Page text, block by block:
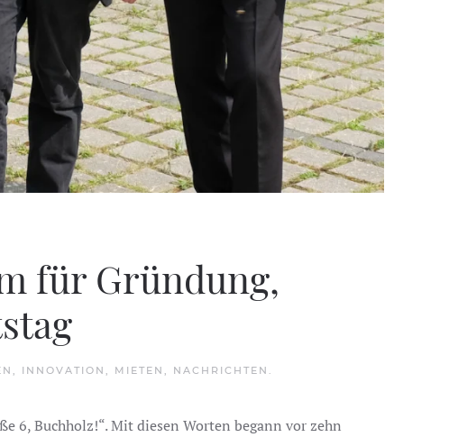
für Gründung,
, INNOVATION , MIETEN , NACHRICHTEN .
6, Buchholz!“. Mit diesen Worten begann vor zehn